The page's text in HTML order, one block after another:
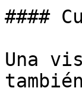
####
Una